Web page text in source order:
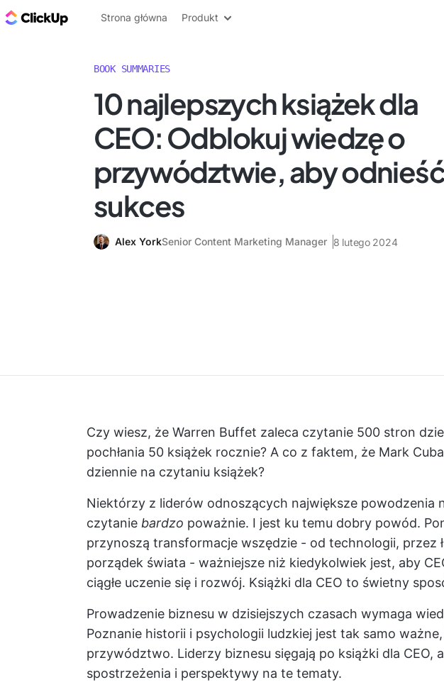
ClickUp Blog
Strona główna Produkt
BOOK SUMMARIES
10 najlepszych książek dla
CEO: Odblokuj wiedzę o
przywództwie, aby odnieść
sukces
Alex YorkSenior Content Marketing Manager 8 lutego 2024
Czy wiesz, że Warren Buffet zaleca czytanie 500 stron
pochłania 50 książek rocznie? A co z faktem, że Mark
dziennie na czytaniu książek?
Niektórzy z liderów odnoszących największe powodzenia
czytanie bardzo poważnie. I jest ku temu dobry powód.
przynoszą transformacje wszędzie - od technologii, przez
porządek świata - ważniejsze niż kiedykolwiek jest, aby
ciągłe uczenie się i rozwój. Książki dla CEO to świetny
Prowadzenie biznesu w dzisiejszych czasach wymaga
Poznanie historii i psychologii ludzkiej jest tak samo
przywództwo. Liderzy biznesu sięgają po książki dla CEO,
spostrzeżenia i perspektywy na te tematy.